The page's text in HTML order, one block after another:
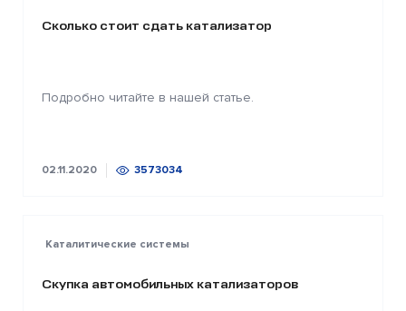
Сколько стоит сдать катализатор
Подробно читайте в нашей статье.
02.11.2020 3573034
Каталитические системы
Скупка автомобильных катализаторов